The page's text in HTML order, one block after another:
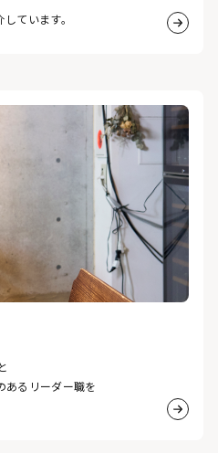
ています。
詳細は
あるリーダー職を
詳細は